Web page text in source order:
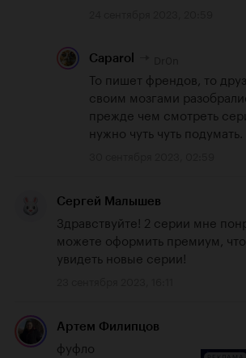
Caparol
То пишет френдов, то
своим мозгами
прежде чем смотреть
нужно чуть чуть подумать.
Сергей Малышев
Здравствуйте! 2 серии мне
можете оформить премиум,
увидеть новые серии!
Артем Филипцов
фуфло